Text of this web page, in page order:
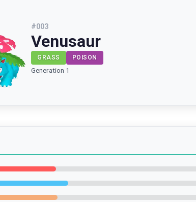
#003
Venusaur
GRASS POISON
Generation 1